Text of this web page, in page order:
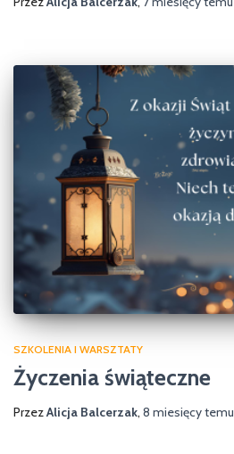
SZKOLENIA I WARSZTATY
Życzenia świąteczne
PrzezAlicja Balcerzak, 8 miesięcytemu